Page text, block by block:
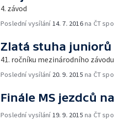
4. závod
Poslední vysílání 14. 7. 2016na ČT
Zlatá stuha juniorů
41. ročníku mezinárodního
Poslední vysílání 20. 9. 2015 na ČT
Finále MS jezdců
Poslední vysílání 19. 9. 2015 na ČT